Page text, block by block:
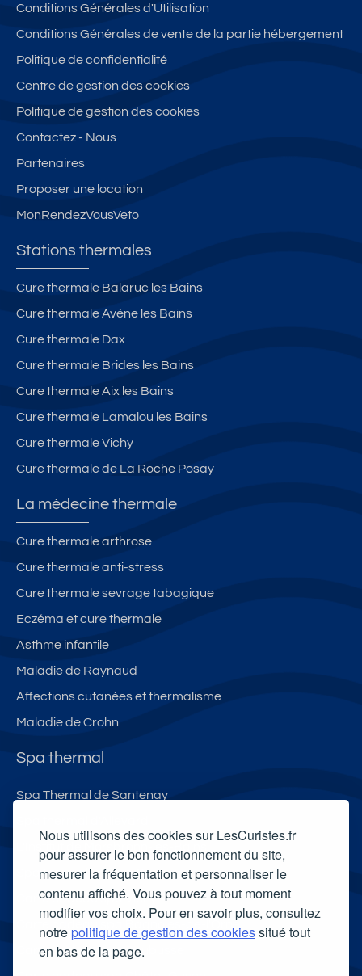
Nous utilisons des cookies sur LesCuristes.fr
pour assurer le bon fonctionnement du site,
mesurer la fréquentation et personnaliser le
contenu affiché. Vous pouvez à tout moment
modifier vos choix. Pour en savoir plus, consultez
notrepolitique de gestion des cookiessitué tout
en bas de la page.
Conditions Générales d'Utilisation
Conditions Générales de vente de la partie hébergement
Politique de confidentialité
Centre de gestion des cookies
Politique de gestion des cookies
Contactez - Nous
Partenaires
Proposer une location
MonRendezVousVeto
Stations thermales
Cure thermale Balaruc les Bains
Cure thermale Avène les Bains
Cure thermale Dax
Cure thermale Brides les Bains
Cure thermale Aix les Bains
Cure thermale Lamalou les Bains
Cure thermale Vichy
Cure thermale de La Roche Posay
La médecine thermale
Cure thermale arthrose
Cure thermale anti-stress
Cure thermale sevrage tabagique
Eczéma et cure thermale
Asthme infantile
Maladie de Raynaud
Affections cutanées et thermalisme
Maladie de Crohn
Spa thermal
Spa Thermal de Santenay
Spa thermal Salinea Spa
Carte cadeau spa Vichy
Carte cadeau spa Bagnoles-de-l'Orne
Carte cadeau spa Saubusse